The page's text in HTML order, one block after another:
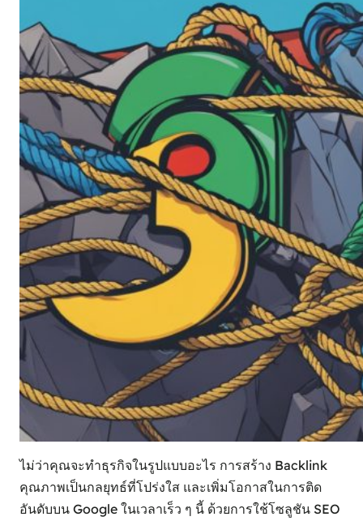
ไม่ว่าคุณจะทำธุรกิจในรูปแบบอะไร การสร้าง Backlink
คุณภาพเป็นกลยุทธ์ที่โปร่งใส และเพิ่มโอกาสในการติด
อันดับบน Google ในเวลาเร็ว ๆ นี้ ด้วยการใช้โซลูชัน SEO